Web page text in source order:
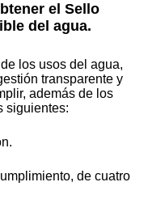
el Sello
del agua.
los usos del agua,
transparente y
además de los
siguientes:
de cuatro